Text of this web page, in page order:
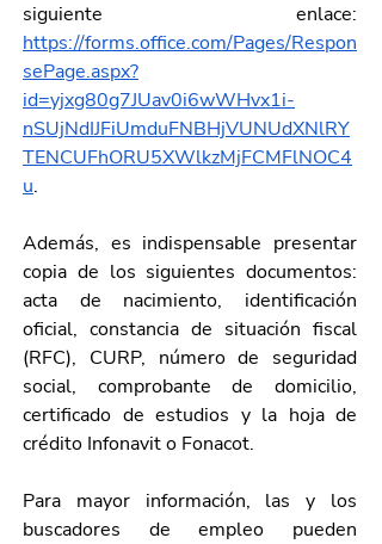
https://forms.office.com/Pages/Respon
sePage.aspx?
id=yjxg80g7JUav0i6wWHvx1i-
nSUjNdIJFiUmduFNBHjVUNUdXNlRY
TENCUFhORU5XWlkzMjFCMFlNOC4
u.
Además, es indispensable presentar
copia de los siguientes documentos:
acta de nacimiento, identificación
oficial, constancia de situación fiscal
(RFC), CURP, número de seguridad
social, comprobante de domicilio,
certificado de estudios y la hoja de
crédito Infonavit o Fonacot.
Para mayor información, las y los
buscadores de empleo pueden